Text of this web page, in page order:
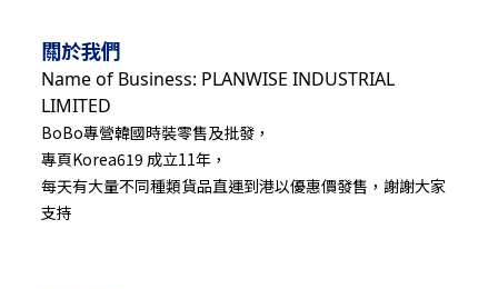
關於我們
Name of Business: PLANWISE INDUSTRIAL
LIMITED
BoBo專營韓國時裝零售及批發，
專頁Korea619 成立11年，
每天有大量不同種類貨品直運到港以優惠價發售，謝謝大家
支持